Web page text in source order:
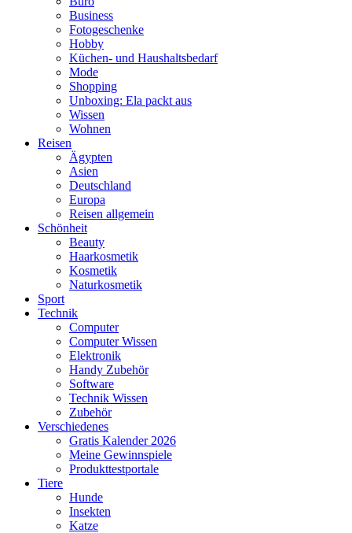
Business
Fotogeschenke
Hobby
Küchen- und Haushaltsbedarf
Mode
Shopping
Unboxing: Ela packt aus
Wissen
Wohnen
Reisen
Ägypten
Asien
Deutschland
Europa
Reisen allgemein
Schönheit
Beauty
Haarkosmetik
Kosmetik
Naturkosmetik
Sport
Technik
Computer
Computer Wissen
Elektronik
Handy Zubehör
Software
Technik Wissen
Zubehör
Verschiedenes
Gratis Kalender 2026
Meine Gewinnspiele
Produkttestportale
Tiere
Hunde
Insekten
Katze